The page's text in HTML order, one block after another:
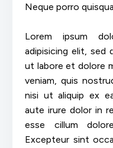
Neque porro
Lorem ipsum
adipisicing elit, sed
ut labore et dolore
veniam, quis
nisi ut aliquip ex
aute irure dolor in
esse cillum
Excepteur sint